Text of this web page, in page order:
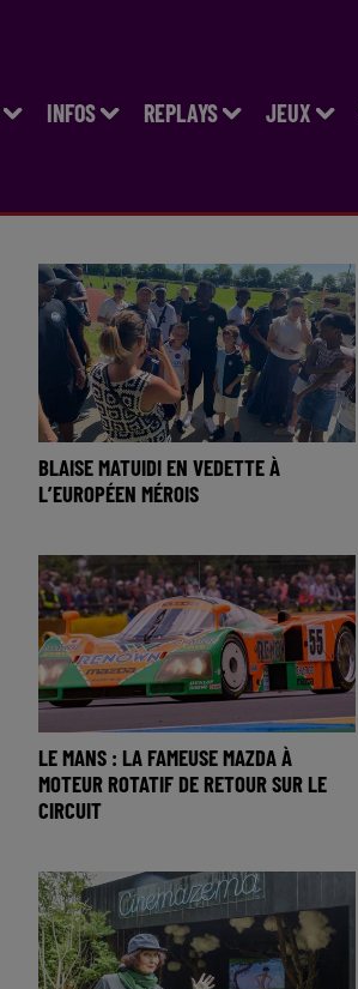
INFOS REPLAYS JEUX
BLAISE MATUIDI EN VEDETTE À
L’EUROPÉEN MÉROIS
LE MANS : LA FAMEUSE MAZDA À
MOTEUR ROTATIF DE RETOUR SUR LE
CIRCUIT